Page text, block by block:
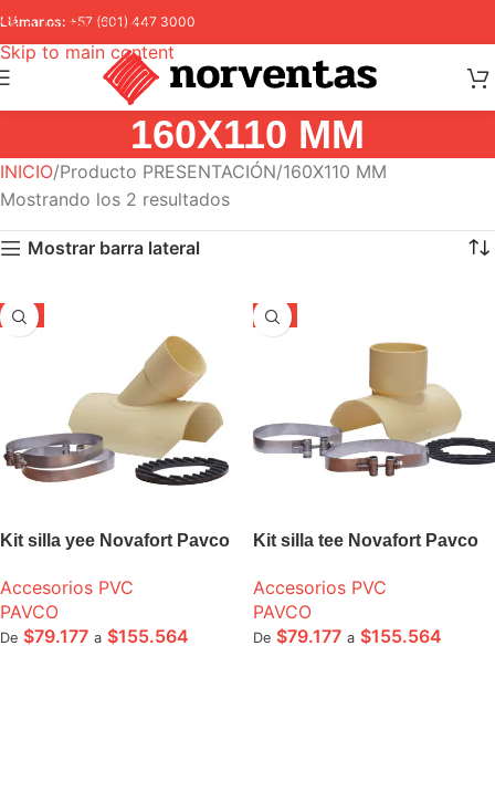
Skip to navigation
Skip to main content
Llámanos: +57 (601) 447 3000
160X110 MM
INICIO Producto PRESENTACIÓN 160X110 MM
Mostrando los 2 resultados
Mostrar barra lateral
-5%
Kit silla yee Novafort Pavco
Accesorios PVC
PAVCO
De $79.177 a $155.564
-5%
Kit silla tee Novafort Pavco
Accesorios PVC
PAVCO
De $79.177 a $155.564